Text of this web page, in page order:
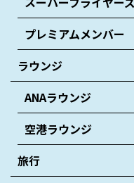
プレミアムメンバー
ラウンジ
ANAラウンジ
空港ラウンジ
旅行